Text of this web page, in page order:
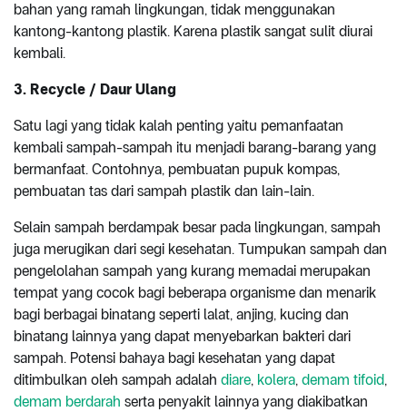
bahan yang ramah lingkungan, tidak menggunakan
kantong-kantong plastik. Karena plastik sangat sulit diurai
kembali.
3. Recycle / Daur Ulang
Satu lagi yang tidak kalah penting yaitu pemanfaatan
kembali sampah-sampah itu menjadi barang-barang yang
bermanfaat. Contohnya, pembuatan pupuk kompas,
pembuatan tas dari sampah plastik dan lain-lain.
Selain sampah berdampak besar pada lingkungan, sampah
juga merugikan dari segi kesehatan. Tumpukan sampah dan
pengelolahan sampah yang kurang memadai merupakan
tempat yang cocok bagi beberapa organisme dan menarik
bagi berbagai binatang seperti lalat, anjing, kucing dan
binatang lainnya yang dapat menyebarkan bakteri dari
sampah. Potensi bahaya bagi kesehatan yang dapat
ditimbulkan oleh sampah adalah diare, kolera, demam tifoid,
demam berdarah serta penyakit lainnya yang diakibatkan